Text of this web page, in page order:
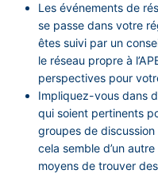
Les événements de
se passe dans votre
êtes suivi par un
le réseau propre à
perspectives pour
Impliquez-vous dans
qui soient pertinents
groupes de
cela semble d’un
moyens de trouver